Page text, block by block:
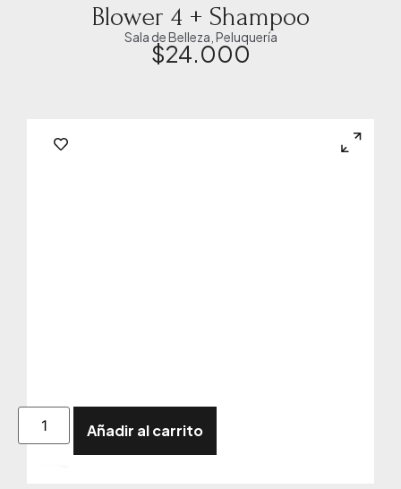
Blower 4 + Shampoo
Sala de Belleza Peluquería
$24.000
Añadir al carrito